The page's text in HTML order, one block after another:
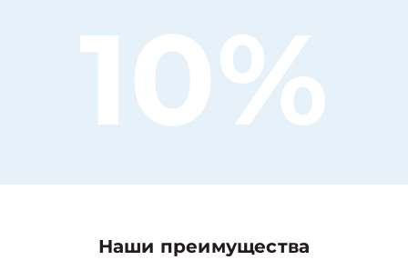
10%
Наши преимущества